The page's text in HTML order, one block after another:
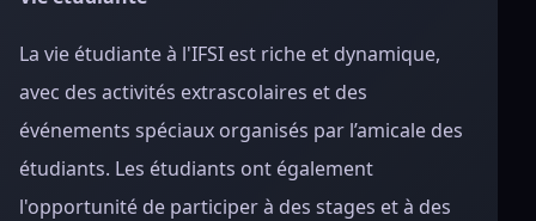
La vie étudiante à l'IFSI est riche et dynamique,
avec des activités extrascolaires et des
événements spéciaux organisés par l’amicale des
étudiants. Les étudiants ont également
l'opportunité de participer à des stages et à des